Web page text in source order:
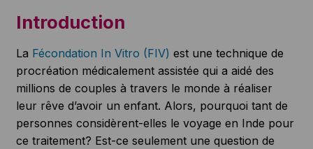
Introduction
La Fécondation In Vitro (FIV) est une technique de
procréation médicalement assistée qui a aidé des
millions de couples à travers le monde à réaliser
leur rêve d’avoir un enfant. Alors, pourquoi tant de
personnes considèrent-elles le voyage en Inde pour
ce traitement? Est-ce seulement une question de